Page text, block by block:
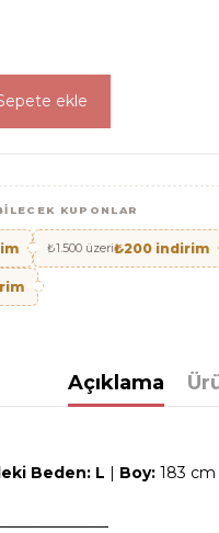
ekle
KUPONLAR
₺1.500 üzeri₺200 indirim
Açıklama
Beden: L | Boy:183 cm